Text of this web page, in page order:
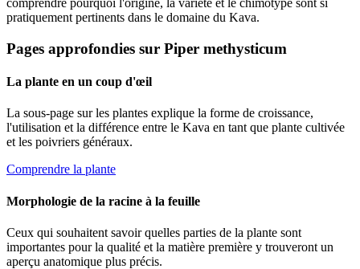
comprendre pourquoi l'origine, la variété et le chimotype sont si
pratiquement pertinents dans le domaine du Kava.
Pages approfondies sur Piper methysticum
La plante en un coup d'œil
La sous-page sur les plantes explique la forme de croissance,
l'utilisation et la différence entre le Kava en tant que plante cultivée
et les poivriers généraux.
Comprendre la plante
Morphologie de la racine à la feuille
Ceux qui souhaitent savoir quelles parties de la plante sont
importantes pour la qualité et la matière première y trouveront un
aperçu anatomique plus précis.